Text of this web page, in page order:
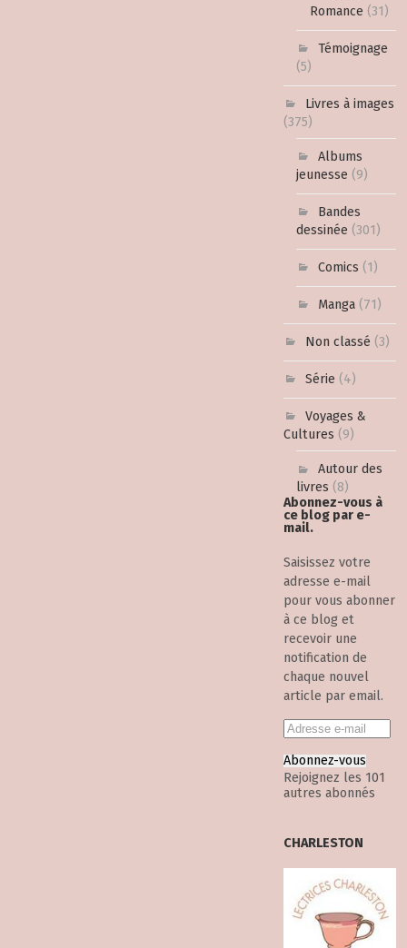
Romance (31)
Témoignage
(5)
Livres à images
(375)
Albums
jeunesse (9)
Bandes
dessinée (301)
Comics (1)
Manga (71)
Non classé (3)
Série (4)
Voyages &
Cultures (9)
Autour des
livres (8)
Abonnez-vous à
ce blog par e-
mail.
Saisissez votre
adresse e-mail
pour vous abonner
à ce blog et
recevoir une
notification de
chaque nouvel
article par email.
Abonnez-vous
Rejoignez les 101
autres abonnés
CHARLESTON